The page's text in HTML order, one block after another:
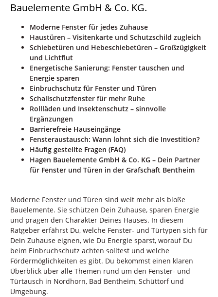
Bauelemente GmbH & Co. KG.
Moderne Fenster für jedes Zuhause
Haustüren – Visitenkarte und Schutzschild zugleich
Schiebetüren und Hebeschiebetüren – Großzügigkeit
und Lichtflut
Energetische Sanierung: Fenster tauschen und
Energie sparen
Einbruchschutz für Fenster und Türen
Schallschutzfenster für mehr Ruhe
Rollläden und Insektenschutz – sinnvolle
Ergänzungen
Barrierefreie Hauseingänge
Fensteraustausch: Wann lohnt sich die Investition?
Häufig gestellte Fragen (FAQ)
Hagen Bauelemente GmbH & Co. KG – Dein Partner
für Fenster und Türen in der Grafschaft Bentheim
Moderne Fenster und Türen sind weit mehr als bloße
Bauelemente. Sie schützen Dein Zuhause, sparen Energie
und prägen den Charakter Deines Hauses. In diesem
Ratgeber erfährst Du, welche Fenster- und Türtypen sich für
Dein Zuhause eignen, wie Du Energie sparst, worauf Du
beim Einbruchschutz achten solltest und welche
Fördermöglichkeiten es gibt. Du bekommst einen klaren
Überblick über alle Themen rund um den Fenster- und
Türtausch in Nordhorn, Bad Bentheim, Schüttorf und
Umgebung.